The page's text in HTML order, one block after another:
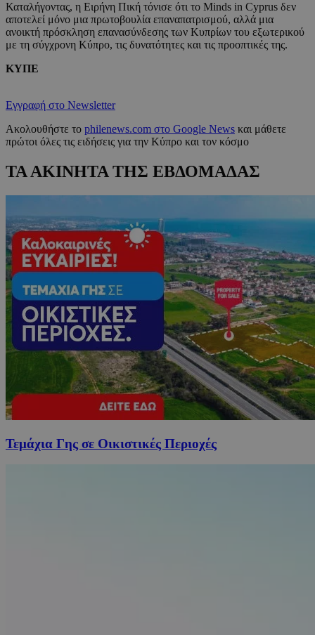
Καταλήγοντας, η Ειρήνη Πική τόνισε ότι το Minds in Cyprus δεν
αποτελεί μόνο μια πρωτοβουλία επαναπατρισμού, αλλά μια
ανοικτή πρόσκληση επανασύνδεσης των Κυπρίων του εξωτερικού
με τη σύγχρονη Κύπρο, τις δυνατότητες και τις προοπτικές της.
ΚΥΠΕ
Εγγραφή στο Newsletter
Ακολουθήστε το philenews.com στο Google News και μάθετε
πρώτοι όλες τις ειδήσεις για την Κύπρο και τον κόσμο
ΤΑ ΑΚΙΝΗΤΑ ΤΗΣ ΕΒΔΟΜΑΔΑΣ
Τεμάχια Γης σε Οικιστικές Περιοχές